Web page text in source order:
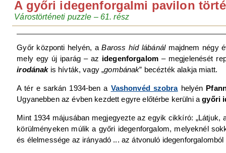
A győri idegenforgalmi pavilon
Várostörténeti puzzle – 61. rész
Győr központi helyén, aBaross híd lábánálmajdnem négy
mely egy új iparág – az idegenforgalom – megjelenését
irodánakis hívták, vagy „gombának” becézték alakja miatt.
A tér e sarkán 1934-ben a Vashonvéd szobrahelyén
Ugyanebben az évben kezdett egyre előtérbe kerülni agyőri
Mint 1934 májusában megjegyezte az egyik cikkíró:
körülményeken múlik a győri idegenforgalom, melyeknél
és élelmessége az irányadó ... az átvonuló